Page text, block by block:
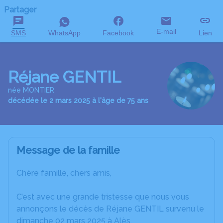
Partager
SMS WhatsApp Facebook E-mail Lien
Réjane GENTIL
née MONTIER
décédée le 2 mars 2025 à l'âge de 75 ans
Message de la famille
Chère famille, chers amis,
C’est avec une grande tristesse que nous vous
annonçons le décès de Réjane GENTIL survenu le
dimanche 02 mars 2025 à Alès.